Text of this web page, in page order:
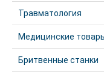
Травматология
Медицинские
Бритвенные станки